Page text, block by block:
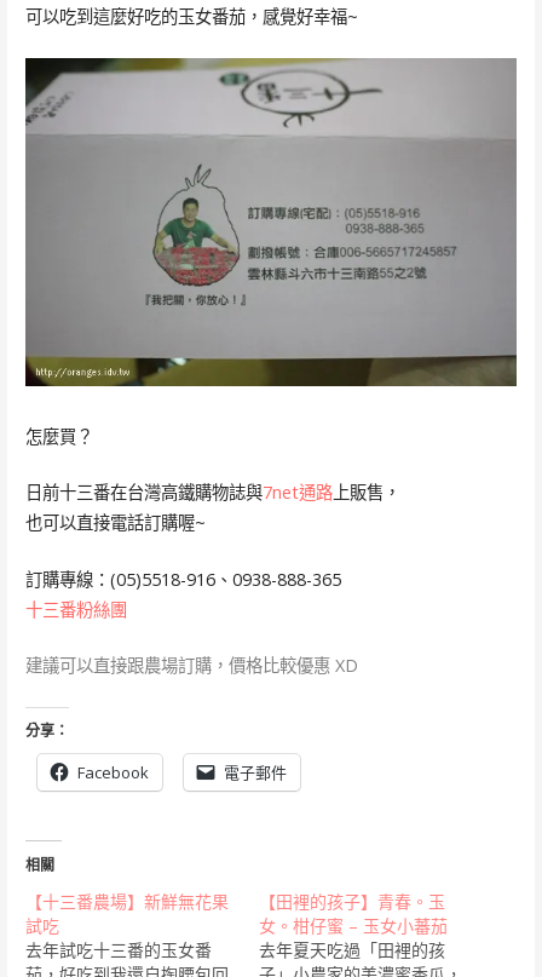
可以吃到這麼好吃的玉女番茄，感覺好幸福~
怎麼買？
日前十三番在台灣高鐵購物誌與7net通路上販售，
也可以直接電話訂購喔~
訂購專線：(05)5518-916、0938-888-365
十三番粉絲團
建議可以直接跟農場訂購，價格比較優惠 XD
分享：
Facebook 電子郵件
相關
【十三番農場】新鮮無花果
試吃
去年試吃十三番的玉女番
【田裡的孩子】青春。玉
女。柑仔蜜 – 玉女小蕃茄
去年夏天吃過「田裡的孩